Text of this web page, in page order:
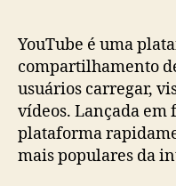
YouTube é uma
compartilhamento
usuários carregar,
vídeos. Lançada em
plataforma
mais populares da